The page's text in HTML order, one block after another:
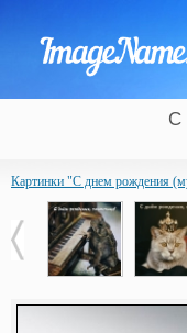
С
Картинки "С днем рождения